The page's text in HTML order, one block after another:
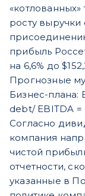
росту выручки
прибыль
на 6,6% до
Прогнозные
Бизнес-плана:
debt/ EBITDA =
Согласно
компания
чистой
отчетности,
указанные в